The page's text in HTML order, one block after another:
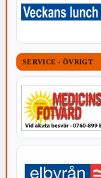
SERVICE - ÖVRIGT